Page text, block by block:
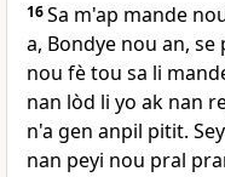
16Sa m'ap mande
a, Bondye nou an,
nou fè tou sa li
nan lòd li yo ak nan
n'a gen anpil pitit.
nan peyi nou pral